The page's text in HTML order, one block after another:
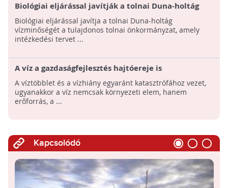
Biológiai eljárással javítják a tolnai Duna-holtág
vízminőségét
Biológiai eljárással javítja a tolnai Duna-holtág
vízminőségét a tulajdonos tolnai önkormányzat, amely
intézkedési tervet ...
A víz a gazdaságfejlesztés hajtóereje is
A víztöbblet és a vízhiány egyaránt katasztrófához vezet,
ugyanakkor a víz nemcsak környezeti elem, hanem
erőforrás, a ...
Kapcsolódó